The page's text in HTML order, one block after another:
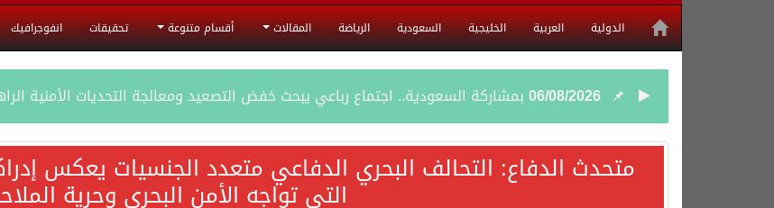
الدولية العربية الخليجية السعودية الرياضة المقالات أقسام متنوعة تحقيقات انفوجرافيك
06/08/2026 بمشاركة السعودية.. اجتماع رباعي يبحث خفض التصعيد ومعالجة التحديات الأمنية
05/08/2026وزير الخارجية السعودي: جميع إجراءات إسرائيل الأحادية في أراضي فلسطين باطلة
متحدث الدفاع: التحالف البحري الدفاعي متعدد الجنسيات يعكس
التي تواجه الأمن البحري وحرية